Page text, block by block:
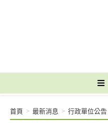
首頁 > 最新消息 > 行政單位公告